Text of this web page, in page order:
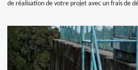
de réalisation de votre projet avec un frais de